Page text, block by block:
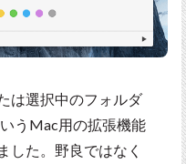
は選択中のフォルダ
うMac用の拡張機能
した。野良ではなく